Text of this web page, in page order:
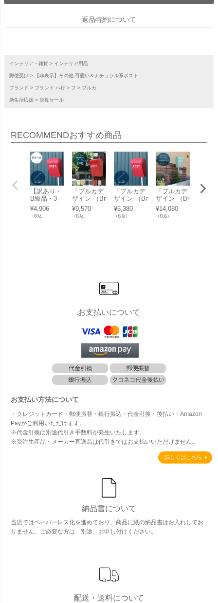
返品特約について
インテリア・雑貨 インテリア用品
郵便受け 【非表示】その他 可愛い＆ナチュラル系ポスト
ブランド ブランド ハ行 フ ブルカ
新生活応援 × 決算セール
RECOMMENDおすすめ商品
【訳あり・
B級品・3
0%OFF】
【返品不
可】「ブル
¥4,906
（税込）
「ブルカデ
ザイン （Br
uka Desig
n） 北欧雑
貨店のポス
¥9,570
（税込）
「ブルカデ
ザイン （Br
uka Desig
n） 北欧雑
貨店のポス
¥6,380
（税込）
「ブルカデ
ザイン （Br
uka Desig
n） 北欧雑
貨店の郵便
¥14,080
（税込）
フル
お支払いについて
お支払い方法について
・クレジットカード・郵便振替・銀行振込・代金引換・後払い・Amazon
Payがご利用いただけます。
※代金引換は別途代引き手数料が発生いたします。
※受注生産品・メーカー直送品は代引きではお支払いいただけません。
詳しくはこちら
納品書について
当店ではペーパーレス化を進めており、商品に紙の納品書はお入れしてお
りません。ご必要な方は、別途、お申し付けください。
配送・送料について